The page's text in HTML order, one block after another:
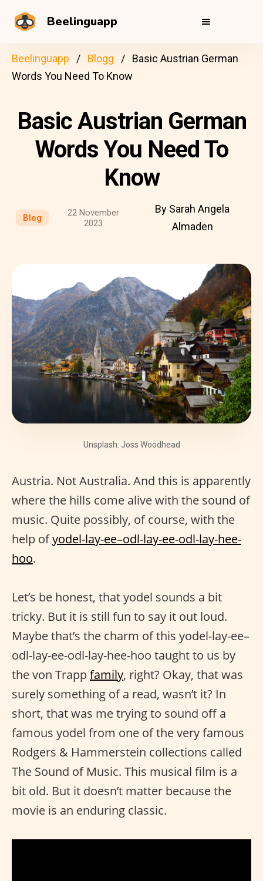
Beelinguapp
Beelinguapp Blogg
Basic Austrian German
Words You Need To Know
Basic Austrian German
Words You Need To
Know
Blog
22 November
2023
By Sarah Angela
Almaden
Unsplash: Joss Woodhead
Austria. Not Australia. And this is apparently
where the hills come alive with the sound of
music. Quite possibly, of course, with the
help ofyodel-lay-ee–odl-lay-ee-odl-lay-hee-
hoo.
Let’s be honest, that yodel sounds a bit
tricky. But it is still fun to say it out loud.
Maybe that’s the charm of this yodel-lay-ee–
odl-lay-ee-odl-lay-hee-hoo taught to us by
the von Trappfamily, right? Okay, that was
surely something of a read, wasn’t it? In
short, that was me trying to sound off a
famous yodel from one of the very famous
Rodgers & Hammerstein collections called
The Sound of Music. This musical film is a
bit old. But it doesn’t matter because the
movie is an enduring classic.